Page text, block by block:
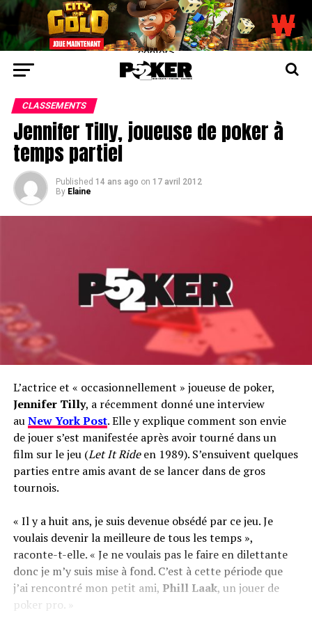
center>
CLASSEMENTS
Jennifer Tilly, joueuse de poker à
temps partiel
Published 14 ans ago on 17 avril 2012
By Elaine
L’actrice et « occasionnellement » joueuse de poker,
Jennifer Tilly, a récemment donné une interview
auNew York Post. Elle y explique comment son envie
de jouer s’est manifestée après avoir tourné dans un
film sur le jeu (Let It Rideen 1989). S’ensuivent quelques
parties entre amis avant de se lancer dans de gros
tournois.
« Il y a huit ans, je suis devenue obsédé par ce jeu. Je
voulais devenir la meilleure de tous les temps »,
raconte-t-elle. « Je ne voulais pas le faire en dilettante
donc je m’y suis mise à fond. C’est à cette période que
j’ai rencontré mon petit ami, Phill Laak, un jouer de
poker pro. »